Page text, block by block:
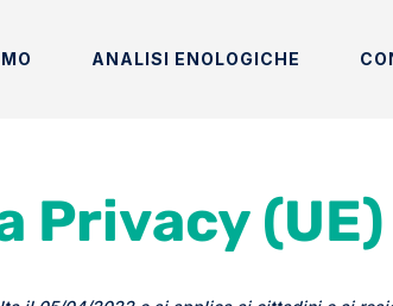
ANALISI ENOLOGICHE
Privacy (UE)